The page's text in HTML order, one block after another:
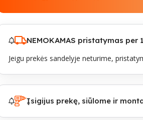
NEMOKAMAS pristatymas per
Jeigu prekės sandelyje neturime,
Įsigijus prekę, siūlome ir